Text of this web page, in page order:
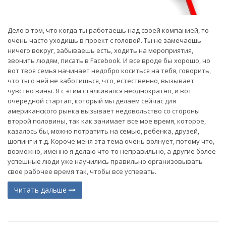
Дело в том, что когда ты работаешь над своей компанией, то
очень часто уходишь в проект с головой. Ты не замечаешь
ничего вокруг, забываешь есть, ходить на мероприятия,
звонить людям, писать в Facebook. И все вроде бы хорошо, но
вот твоя семья начинает недобро коситься на тебя, говорить,
что ты о ней не заботишься, что, естественно, вызывает
чувство вины. Я с этим сталкивался неоднократно, и вот
очередной стартап, который мы делаем сейчас для
американского рынка вызывает недовольство со стороны
второй половины, так как занимает все мое время, которое,
казалось бы, можно потратить на семью, ребенка, друзей,
шопинг и т.д. Короче меня эта тема очень волнует, потому что,
возможно, именно я делаю что-то неправильно, а другие более
успешные люди уже научились правильно организовывать
свое рабочее время так, чтобы все успевать.
Читать дальше